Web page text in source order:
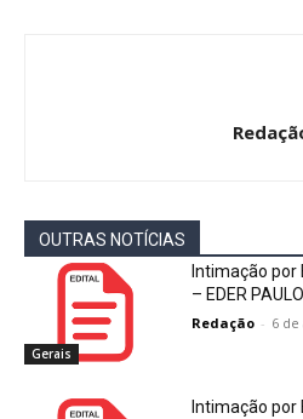
OUTRAS NOTÍCIAS
Gerais
Intimação por
– EDER
Redação - 6 de
Intimação por